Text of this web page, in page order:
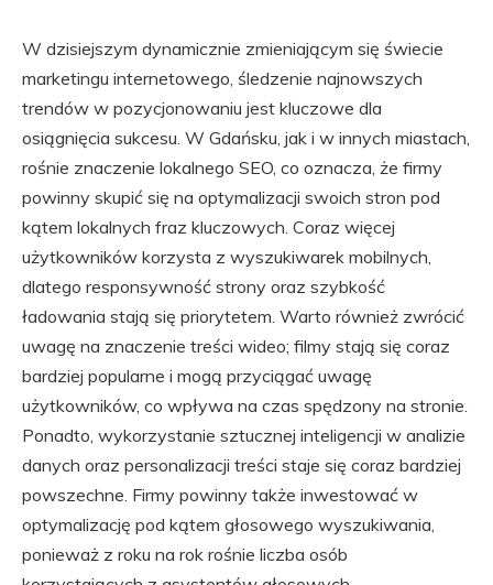
W dzisiejszym dynamicznie zmieniającym się świecie
marketingu internetowego, śledzenie najnowszych
trendów w pozycjonowaniu jest kluczowe dla
osiągnięcia sukcesu. W Gdańsku, jak i w innych miastach,
rośnie znaczenie lokalnego SEO, co oznacza, że firmy
powinny skupić się na optymalizacji swoich stron pod
kątem lokalnych fraz kluczowych. Coraz więcej
użytkowników korzysta z wyszukiwarek mobilnych,
dlatego responsywność strony oraz szybkość
ładowania stają się priorytetem. Warto również zwrócić
uwagę na znaczenie treści wideo; filmy stają się coraz
bardziej popularne i mogą przyciągać uwagę
użytkowników, co wpływa na czas spędzony na stronie.
Ponadto, wykorzystanie sztucznej inteligencji w analizie
danych oraz personalizacji treści staje się coraz bardziej
powszechne. Firmy powinny także inwestować w
optymalizację pod kątem głosowego wyszukiwania,
ponieważ z roku na rok rośnie liczba osób